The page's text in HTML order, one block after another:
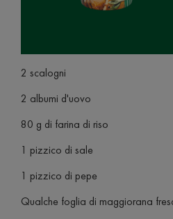
2 scalogni
2 albumi d'uovo
80 g di farina di riso
1 pizzico di sale
1 pizzico di pepe
Qualche foglia di maggiorana